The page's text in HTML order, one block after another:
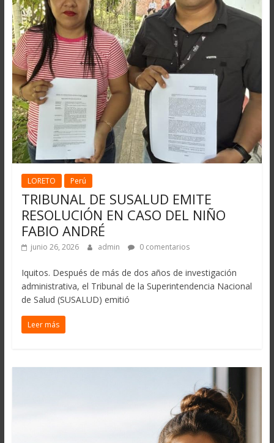
LORETO Perú
TRIBUNAL DE SUSALUD EMITE
RESOLUCIÓN EN CASO DEL NIÑO
FABIO ANDRÉ
junio 26, 2026 admin 0 comentarios
Iquitos. Después de más de dos años de investigación
administrativa, el Tribunal de la Superintendencia Nacional
de Salud (SUSALUD) emitió
Leer más